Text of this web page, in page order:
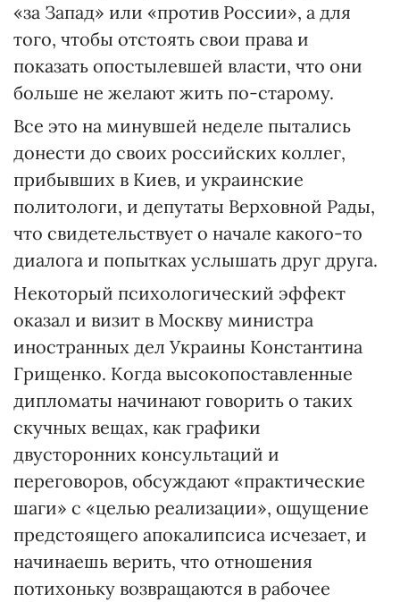
«за Запад» или «против России», а для
того, чтобы отстоять свои права и
показать опостылевшей власти, что они
больше не желают жить по-старому.
Все это на минувшей неделе пытались
донести до своих российских коллег,
прибывших в Киев, и украинские
политологи, и депутаты Верховной Рады,
что свидетельствует о начале какого-то
диалога и попытках услышать друг друга.
Некоторый психологический эффект
оказал и визит в Москву министра
иностранных дел Украины Константина
Грищенко. Когда высокопоставленные
дипломаты начинают говорить о таких
скучных вещах, как графики
двусторонних консультаций и
переговоров, обсуждают «практические
шаги» с «целью реализации», ощущение
предстоящего апокалипсиса исчезает, и
начинаешь верить, что отношения
потихоньку возвращаются в рабочее